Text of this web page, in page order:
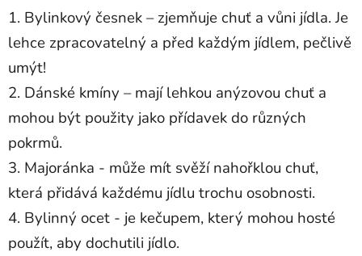
1. Bylinkový česnek – zjemňuje chuť a vůni jídla. Je
lehce zpracovatelný a před každým jídlem, pečlivě
umýt!
2. Dánské kmíny – mají lehkou anýzovou chuť a
mohou být použity jako přídavek do různých
pokrmů.
3. Majoránka - může mít svěží nahořklou chuť,
která přidává každému jídlu trochu osobnosti.
4. Bylinný ocet - je kečupem, který mohou hosté
použít, aby dochutili jídlo.